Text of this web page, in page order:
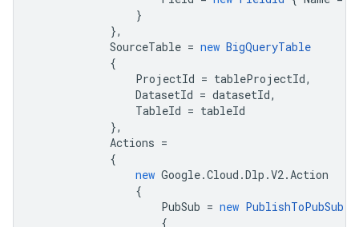
}
},
SourceTable = new BigQueryTable
{
ProjectId = tableProjectId,
DatasetId = datasetId,
TableId = tableId
},
Actions =
{
new Google.Cloud .Dlp .V2.Action
{
PubSub = new PublishToPubSub
{